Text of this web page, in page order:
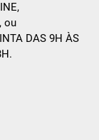
ou
DAS 9H ÀS